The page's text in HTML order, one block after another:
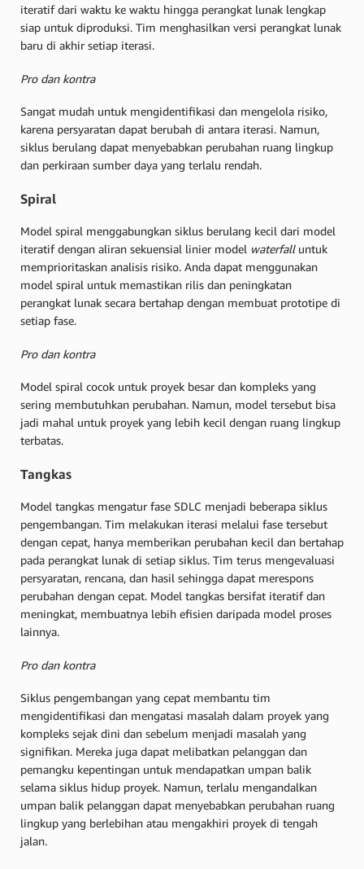
iteratif dari waktu ke waktu hingga perangkat lunak lengkap
siap untuk diproduksi. Tim menghasilkan versi perangkat lunak
baru di akhir setiap iterasi.
Pro dan kontra
Sangat mudah untuk mengidentifikasi dan mengelola risiko,
karena persyaratan dapat berubah di antara iterasi. Namun,
siklus berulang dapat menyebabkan perubahan ruang lingkup
dan perkiraan sumber daya yang terlalu rendah.
Spiral
Model spiral menggabungkan siklus berulang kecil dari model
iteratif dengan aliran sekuensial linier model waterfall untuk
memprioritaskan analisis risiko. Anda dapat menggunakan
model spiral untuk memastikan rilis dan peningkatan
perangkat lunak secara bertahap dengan membuat prototipe di
setiap fase.
Pro dan kontra
Model spiral cocok untuk proyek besar dan kompleks yang
sering membutuhkan perubahan. Namun, model tersebut bisa
jadi mahal untuk proyek yang lebih kecil dengan ruang lingkup
terbatas.
Tangkas
Model tangkas mengatur fase SDLC menjadi beberapa siklus
pengembangan. Tim melakukan iterasi melalui fase tersebut
dengan cepat, hanya memberikan perubahan kecil dan bertahap
pada perangkat lunak di setiap siklus. Tim terus mengevaluasi
persyaratan, rencana, dan hasil sehingga dapat merespons
perubahan dengan cepat. Model tangkas bersifat iteratif dan
meningkat, membuatnya lebih efisien daripada model proses
lainnya.
Pro dan kontra
Siklus pengembangan yang cepat membantu tim
mengidentifikasi dan mengatasi masalah dalam proyek yang
kompleks sejak dini dan sebelum menjadi masalah yang
signifikan. Mereka juga dapat melibatkan pelanggan dan
pemangku kepentingan untuk mendapatkan umpan balik
selama siklus hidup proyek. Namun, terlalu mengandalkan
umpan balik pelanggan dapat menyebabkan perubahan ruang
lingkup yang berlebihan atau mengakhiri proyek di tengah
jalan.